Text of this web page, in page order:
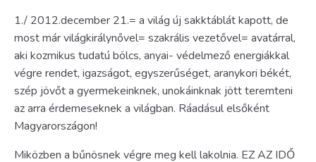
1./ 2012.december 21.= a világ új sakktáblát kapott, de
most már világkirálynővel= szakrális vezetővel= avatárral,
aki kozmikus tudatú bölcs, anyai- védelmező energiákkal
végre rendet, igazságot, egyszerűséget, aranykori békét,
szép jövőt a gyermekeinknek, unokáinknak jött teremteni
az arra érdemeseknek a világban. Ráadásul elsőként
Magyarországon!
Miközben a bűnösnek végre meg kell lakolnia. EZ AZ IDŐ